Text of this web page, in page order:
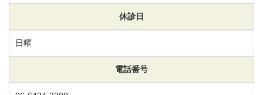
休診日
日曜
電話番号